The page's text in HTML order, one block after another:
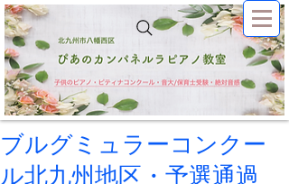
ブルグミュラーコンクー
ル北九州地区・予選通過